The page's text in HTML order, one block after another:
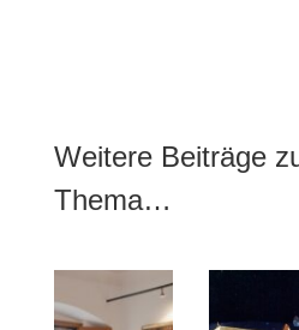
Weitere Beiträge
Thema…